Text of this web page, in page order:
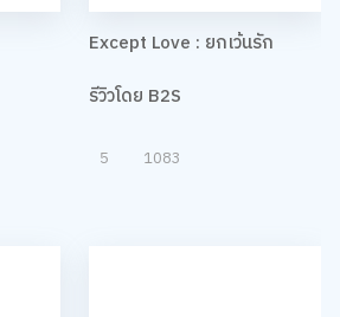
Except Love : ยกเว้นรัก
รีวิวโดย B2S
1083